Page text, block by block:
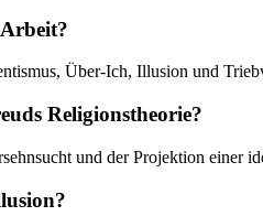
Über-Ich, Illusion und
Religionstheorie?
und der Projektion einer